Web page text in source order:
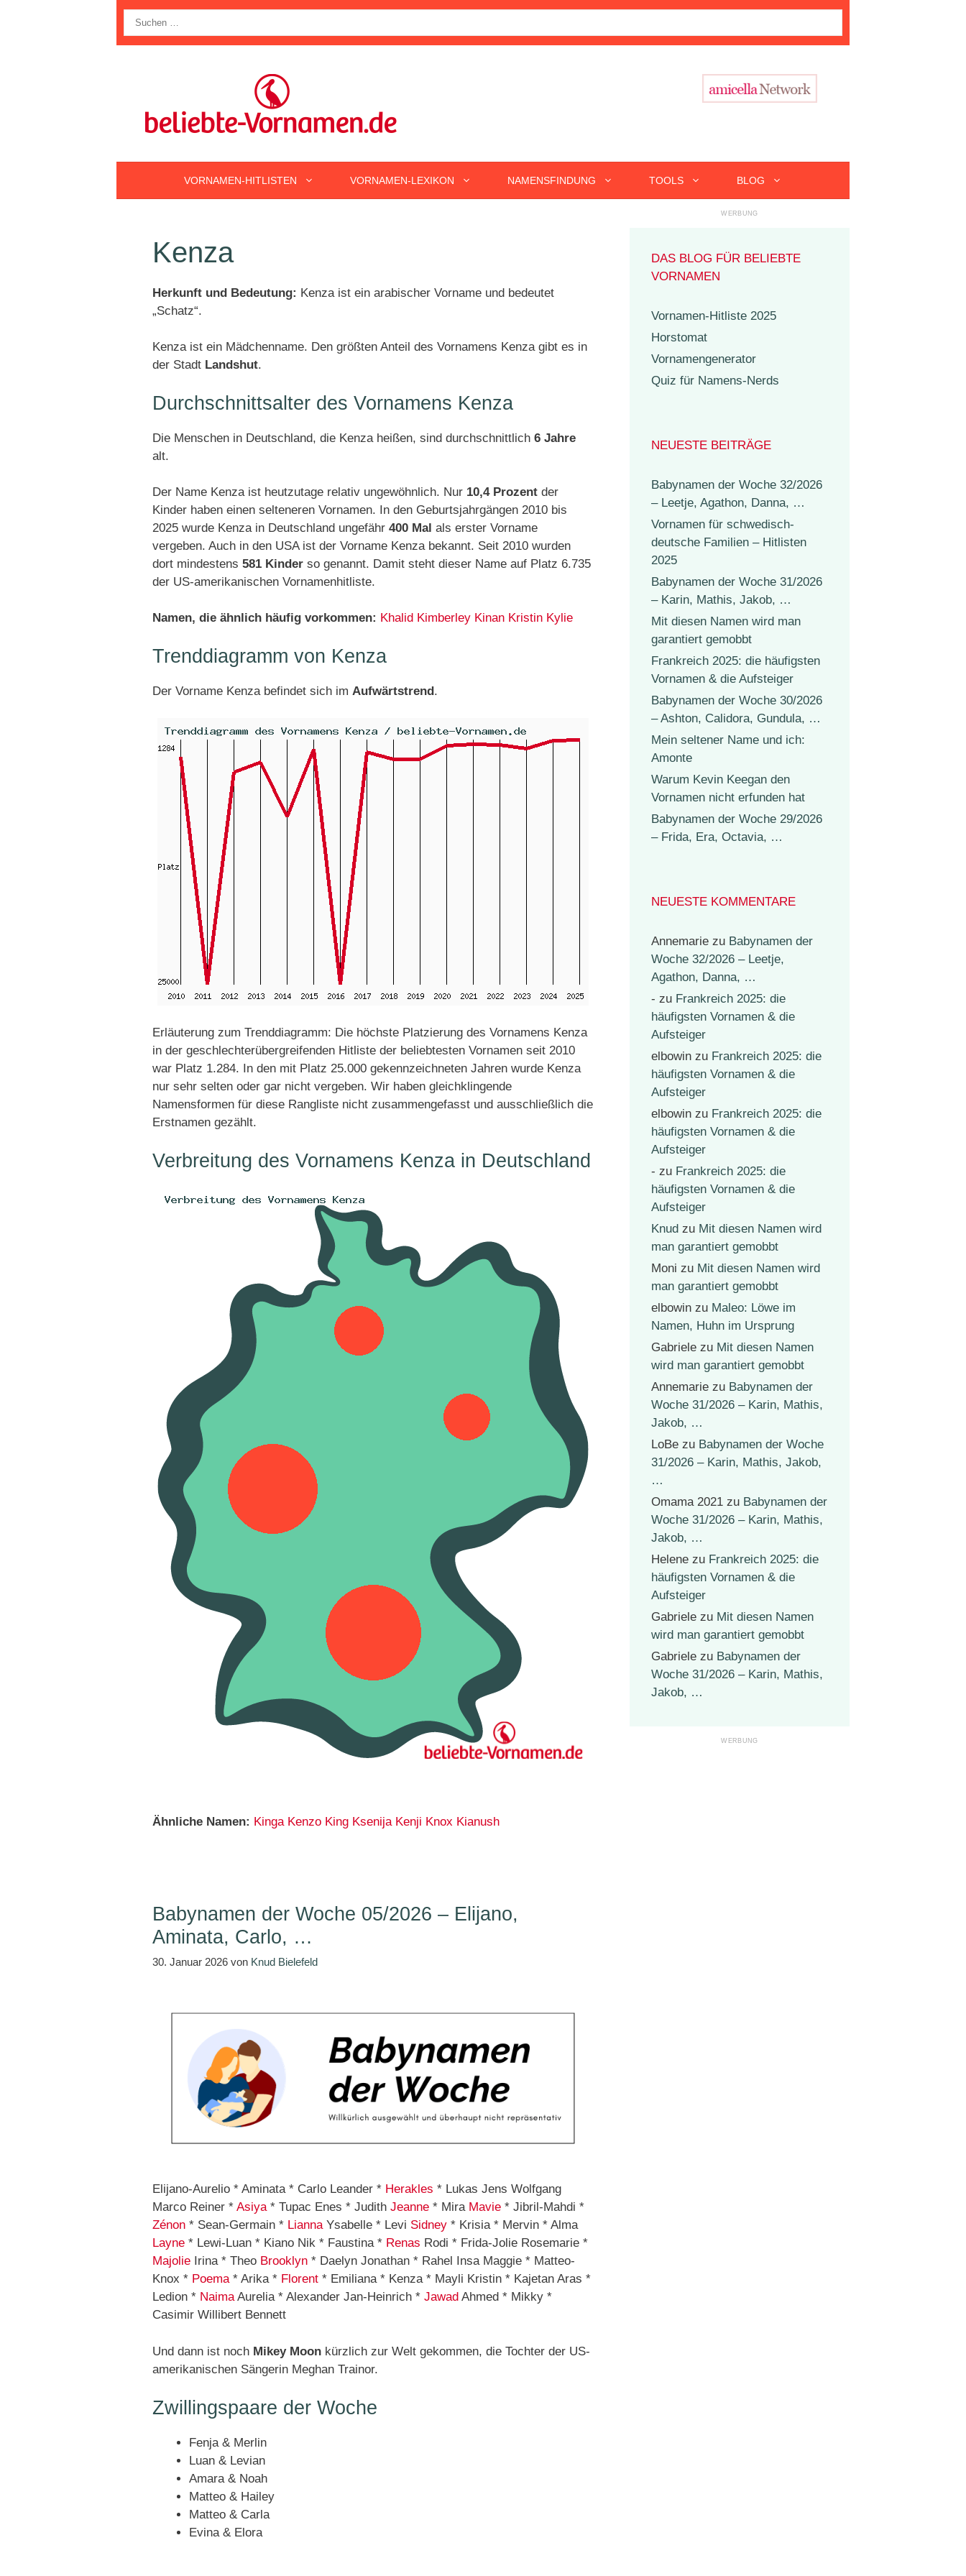
nach:
VORNAMEN-HITLISTEN VORNAMEN-LEXIKON NAMENSFINDUNG TOOLS BLOG
Kenza
Herkunft und Bedeutung: Kenza ist ein arabischer Vorname und bedeutet
„Schatz“.
Kenza ist ein Mädchenname. Den größten Anteil des Vornamens Kenza gibt es in
der Stadt Landshut.
Durchschnittsalter des Vornamens Kenza
Die Menschen in Deutschland, die Kenza heißen, sind durchschnittlich 6 Jahre
alt.
Der Name Kenza ist heutzutage relativ ungewöhnlich. Nur 10,4 Prozent der
Kinder haben einen selteneren Vornamen. In den Geburtsjahrgängen 2010 bis
2025 wurde Kenza in Deutschland ungefähr 400 Mal als erster Vorname
vergeben. Auch in den USA ist der Vorname Kenza bekannt. Seit 2010 wurden
dort mindestens 581 Kinder so genannt. Damit steht dieser Name auf Platz 6.735
der US-amerikanischen Vornamenhitliste.
Namen, die ähnlich häufig vorkommen: Khalid Kimberley Kinan Kristin Kylie
Trenddiagramm von Kenza
Der Vorname Kenza befindet sich im Aufwärtstrend.
Erläuterung zum Trenddiagramm: Die höchste Platzierung des Vornamens Kenza
in der geschlechterübergreifenden Hitliste der beliebtesten Vornamen seit 2010
war Platz 1.284. In den mit Platz 25.000 gekennzeichneten Jahren wurde Kenza
nur sehr selten oder gar nicht vergeben. Wir haben gleichklingende
Namensformen für diese Rangliste nicht zusammengefasst und ausschließlich die
Erstnamen gezählt.
Verbreitung des Vornamens Kenza in Deutschland
Ähnliche Namen: Kinga Kenzo King Ksenija Kenji Knox Kianush
Babynamen der Woche 05/2026 – Elijano,
Aminata, Carlo, …
30. Januar 2026 von Knud Bielefeld
Elijano-Aurelio * Aminata * Carlo Leander * Herakles * Lukas Jens Wolfgang
Marco Reiner * Asiya* Tupac Enes * Judith Jeanne * Mira Mavie * Jibril-Mahdi *
Zénon * Sean-Germain * LiannaYsabelle * Levi Sidney * Krisia * Mervin * Alma
Layne * Lewi-Luan * Kiano Nik * Faustina * Renas Rodi * Frida-Jolie Rosemarie *
Majolie Irina * Theo Brooklyn * Daelyn Jonathan * Rahel Insa Maggie * Matteo-
Knox * Poema* Arika * Florent * Emiliana * Kenza * Mayli Kristin * Kajetan Aras *
Ledion * NaimaAurelia * Alexander Jan-Heinrich * Jawad Ahmed * Mikky *
Casimir Willibert Bennett
Und dann ist noch Mikey Moon kürzlich zur Welt gekommen, die Tochter der US-
amerikanischen Sängerin Meghan Trainor.
Zwillingspaare der Woche
Fenja & Merlin
Luan & Levian
Amara & Noah
Matteo & Hailey
Matteo & Carla
Evina & Elora
DAS BLOG FÜR BELIEBTE
VORNAMEN
Vornamen-Hitliste 2025
Horstomat
Vornamengenerator
Quiz für Namens-Nerds
NEUESTE BEITRÄGE
Babynamen der Woche 32/2026
– Leetje, Agathon, Danna, …
Vornamen für schwedisch-
deutsche Familien – Hitlisten
2025
Babynamen der Woche 31/2026
– Karin, Mathis, Jakob, …
Mit diesen Namen wird man
garantiert gemobbt
Frankreich 2025: die häufigsten
Vornamen & die Aufsteiger
Babynamen der Woche 30/2026
– Ashton, Calidora, Gundula, …
Mein seltener Name und ich:
Amonte
Warum Kevin Keegan den
Vornamen nicht erfunden hat
Babynamen der Woche 29/2026
– Frida, Era, Octavia, …
NEUESTE KOMMENTARE
Annemarie zu Babynamen der
Woche 32/2026 – Leetje,
Agathon, Danna, …
- zu Frankreich 2025: die
häufigsten Vornamen & die
Aufsteiger
elbowin zu Frankreich 2025: die
häufigsten Vornamen & die
Aufsteiger
elbowin zu Frankreich 2025: die
häufigsten Vornamen & die
Aufsteiger
- zu Frankreich 2025: die
häufigsten Vornamen & die
Aufsteiger
Knud zu Mit diesen Namen wird
man garantiert gemobbt
Moni zu Mit diesen Namen wird
man garantiert gemobbt
elbowin zu Maleo: Löwe im
Namen, Huhn im Ursprung
Gabriele zu Mit diesen Namen
wird man garantiert gemobbt
Annemarie zu Babynamen der
Woche 31/2026 – Karin, Mathis,
Jakob, …
LoBe zu Babynamen der Woche
31/2026 – Karin, Mathis, Jakob,
…
Omama 2021 zu Babynamen der
Woche 31/2026 – Karin, Mathis,
Jakob, …
Helene zu Frankreich 2025: die
häufigsten Vornamen & die
Aufsteiger
Gabriele zu Mit diesen Namen
wird man garantiert gemobbt
Gabriele zu Babynamen der
Woche 31/2026 – Karin, Mathis,
Jakob, …